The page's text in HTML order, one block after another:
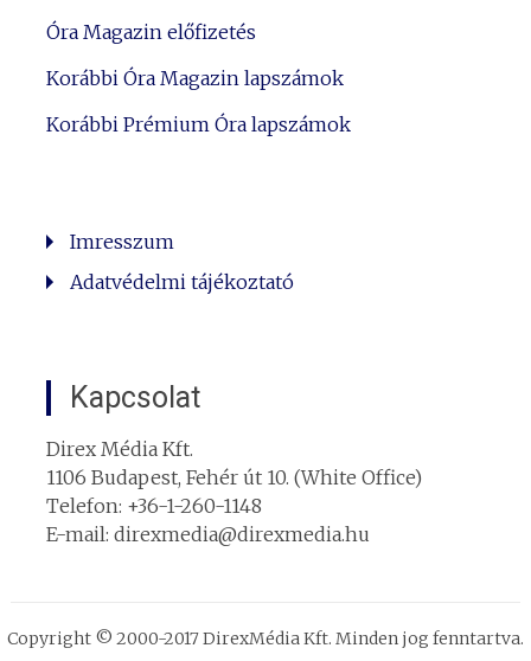
Óra Magazin előfizetés
Korábbi Óra Magazin lapszámok
Korábbi Prémium Óra lapszámok
Imresszum
Adatvédelmi tájékoztató
Kapcsolat
Direx Média Kft.
1106 Budapest, Fehér út 10. (White Office)
Telefon: +36-1-260-1148
E-mail: direxmedia@direxmedia.hu
Copyright © 2000-2017 DirexMédia Kft. Minden jog fenntartva.